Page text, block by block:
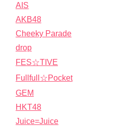
AIS
AKB48
Cheeky Parade
drop
FES☆TIVE
Fullfull☆Pocket
GEM
HKT48
Juice=Juice